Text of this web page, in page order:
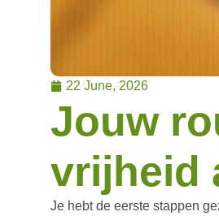
22 June, 2026
Jouw
vrijheid
Je hebt de eerste stappen